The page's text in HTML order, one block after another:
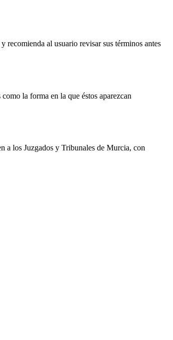
recomienda al usuario revisar sus términos antes
la forma en la que éstos aparezcan
a los Juzgados y Tribunales de Murcia, con